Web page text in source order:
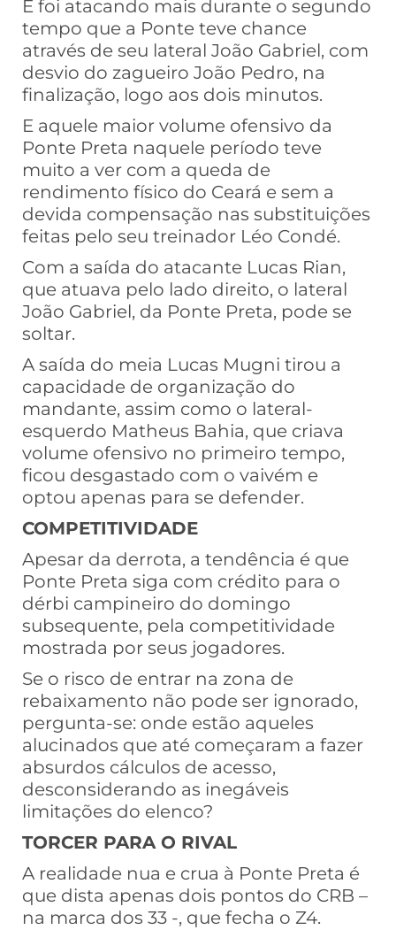
E foi atacando mais durante o segundo
tempo que a Ponte teve chance
através de seu lateral João Gabriel, com
desvio do zagueiro João Pedro, na
finalização, logo aos dois minutos.
E aquele maior volume ofensivo da
Ponte Preta naquele período teve
muito a ver com a queda de
rendimento físico do Ceará e sem a
devida compensação nas substituições
feitas pelo seu treinador Léo Condé.
Com a saída do atacante Lucas Rian,
que atuava pelo lado direito, o lateral
João Gabriel, da Ponte Preta, pode se
soltar.
A saída do meia Lucas Mugni tirou a
capacidade de organização do
mandante, assim como o lateral-
esquerdo Matheus Bahia, que criava
volume ofensivo no primeiro tempo,
ficou desgastado com o vaivém e
optou apenas para se defender.
COMPETITIVIDADE
Apesar da derrota, a tendência é que
Ponte Preta siga com crédito para o
dérbi campineiro do domingo
subsequente, pela competitividade
mostrada por seus jogadores.
Se o risco de entrar na zona de
rebaixamento não pode ser ignorado,
pergunta-se: onde estão aqueles
alucinados que até começaram a fazer
absurdos cálculos de acesso,
desconsiderando as inegáveis
limitações do elenco?
TORCER PARA O RIVAL
A realidade nua e crua à Ponte Preta é
que dista apenas dois pontos do CRB –
na marca dos 33 -, que fecha o Z4.